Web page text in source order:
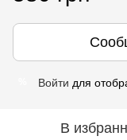
Войти для
В